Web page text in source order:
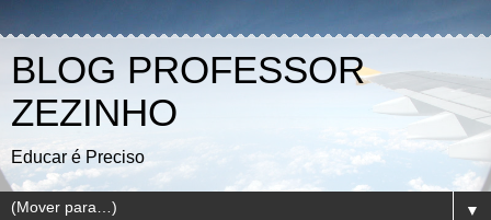
BLOG PROFESSOR
ZEZINHO
Educar é Preciso
▼